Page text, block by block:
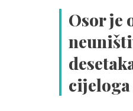
Osor je
cijeloga